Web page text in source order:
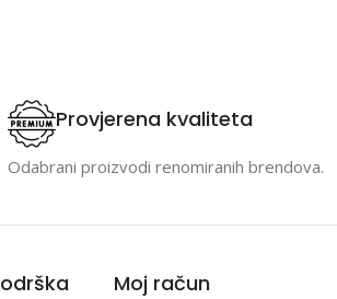
Provjerena kvaliteta
Odabrani proizvodi renomiranih brendova.
Moj račun